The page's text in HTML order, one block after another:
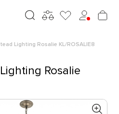
Lighting Rosalie KL/ROSALIE8
Rosalie